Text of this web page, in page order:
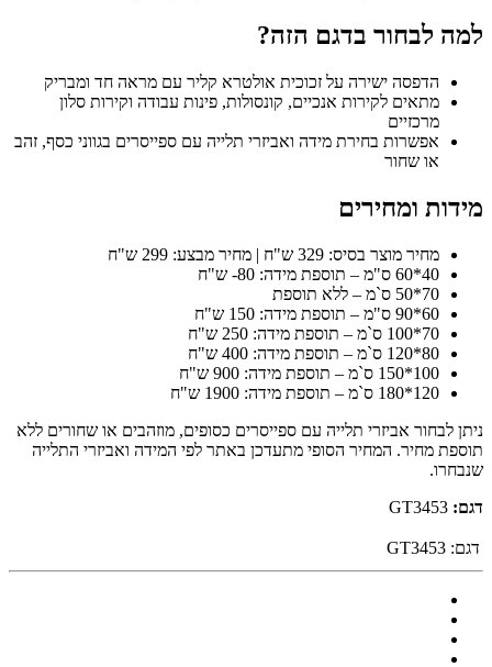
למה לבחור בדגם הזה?
הדפסה ישירה על זכוכית אולטרא קליר עם מראה חד ומבריק
מתאים לקירות אנכיים, קונסולות, פינות עבודה וקירות סלון
מרכזיים
אפשרות בחירת מידה ואביזרי תלייה עם ספייסרים בגווני כסף, זהב
או שחור
מידות ומחירים
מחיר מוצר בסיס: 329 ש"ח | מחיר מבצע: 299 ש"ח
40*60 ס"מ – תוספת מידה: 80- ש"ח
70*50 ס`מ – ללא תוספת
60*90 ס"מ – תוספת מידה: 150 ש"ח
70*100 ס`מ – תוספת מידה: 250 ש"ח
80*120 ס`מ – תוספת מידה: 400 ש"ח
100*150 ס`מ – תוספת מידה: 900 ש"ח
120*180 ס`מ – תוספת מידה: 1900 ש"ח
ניתן לבחור אביזרי תלייה עם ספייסרים כסופים, מוזהבים או שחורים ללא
תוספת מחיר. המחיר הסופי מתעדכן באתר לפי המידה ואביזרי התלייה
שנבחרו.
דגם:
דגם: GT3453